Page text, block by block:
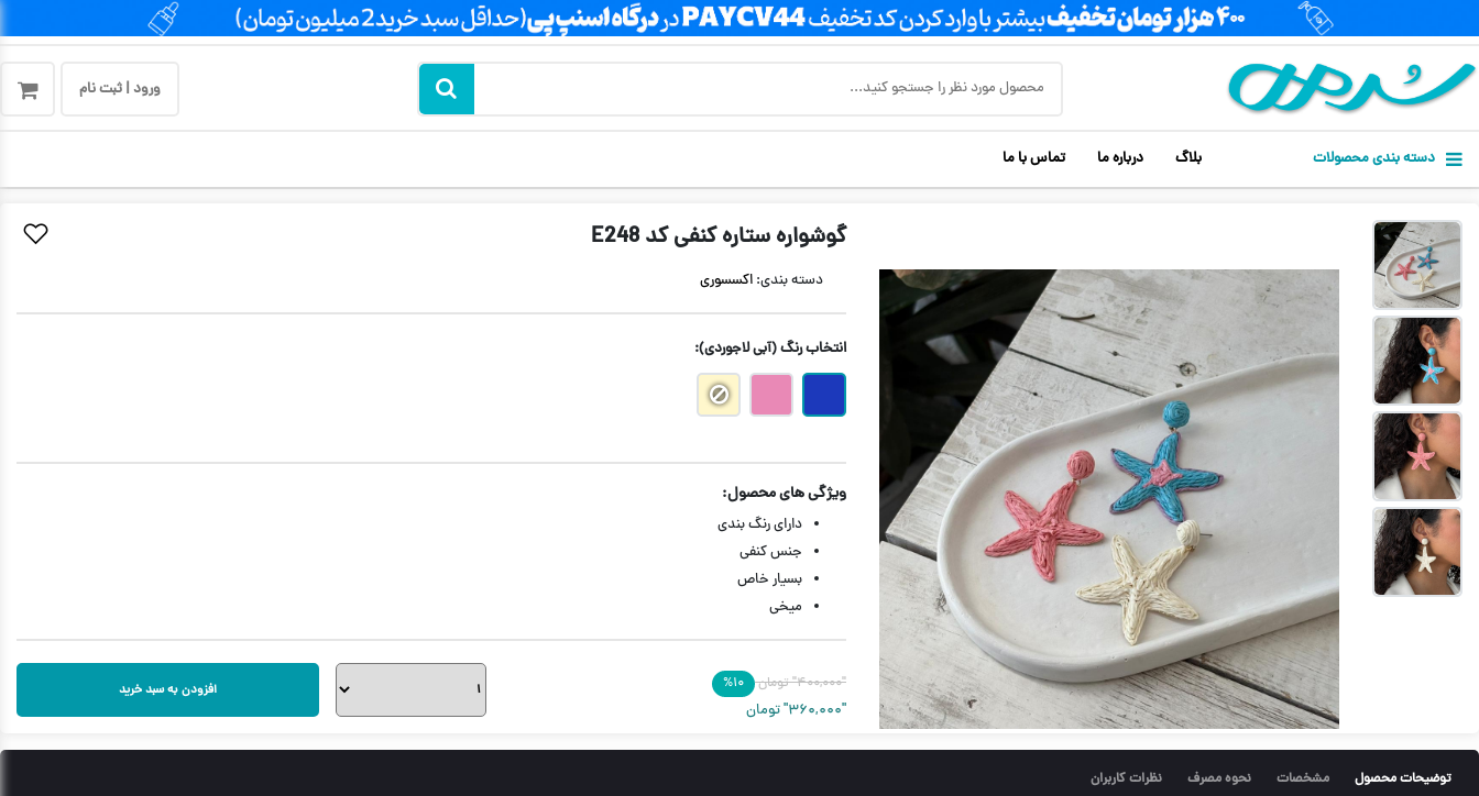
ورود | ثبت نام
دسته بندی محصولات بلاگ درباره ما تماس با ما
گوشواره ستاره کنفی کد E248
دسته بندی: اکسسوری
انتخاب رنگ(آبی لاجوردی):
ویژگی های محصول:
دارای رنگ بندی
جنس کنفی
بسیار خاص
میخی
"۴۰۰,۰۰۰" تومان ۱۰%
"۳۶۰,۰۰۰" تومان
افزودن به سبد خرید
توضیحات محصول مشخصات نحوه مصرف نظرات کاربران